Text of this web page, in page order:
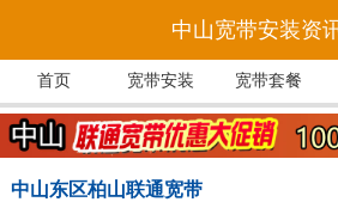
中山宽带安装资
首页 宽带安装 宽带套餐
中山东区柏山联通宽带